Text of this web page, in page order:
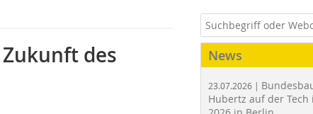
des
News
23.07.2026 |
Hubertz auf der